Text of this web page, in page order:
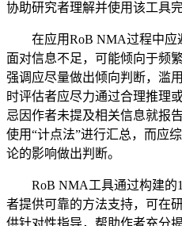
协助研究者理解并使用该工具
在应用RoB NMA过程中
面对信息不足，可能倾向于频
强调应尽量做出倾向判断，滥
时评估者应尽力通过合理推理
忌因作者未提及相关信息就报
使用“计点法”进行汇总，而应
论的影响做出判断。
RoB NMA工具通过构建的
者提供可靠的方法支持，可在
供针对性指导，帮助作者充分